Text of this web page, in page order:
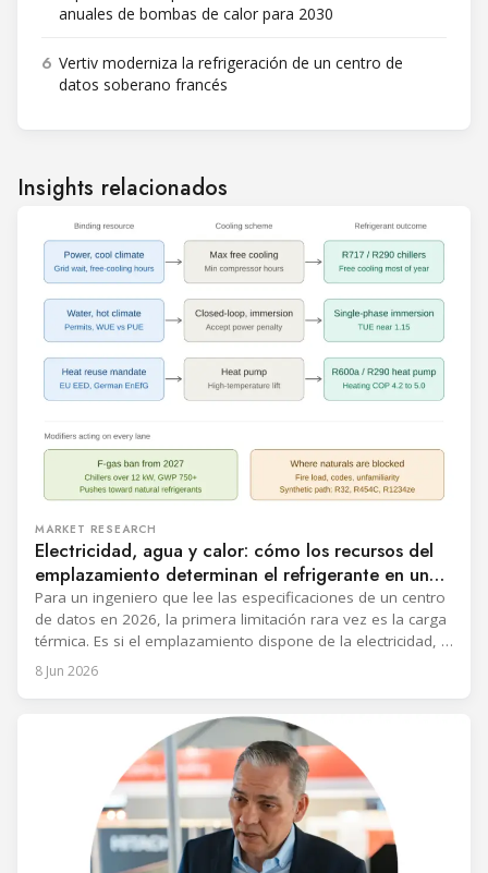
anuales de bombas de calor para 2030
6 Vertiv moderniza la refrigeración de un centro de
datos soberano francés
Insights relacionados
MARKET RESEARCH
Electricidad, agua y calor: cómo los recursos del
emplazamiento determinan el refrigerante en un
centro de datos
Para un ingeniero que lee las especificaciones de un centro
de datos en 2026, la primera limitación rara vez es la carga
térmica. Es si el emplazamiento dispone de la electricidad, el
agua y un uso para el calor rechazado necesarios para
operar un determinado sistema de refrigeración. La
8 Jun 2026